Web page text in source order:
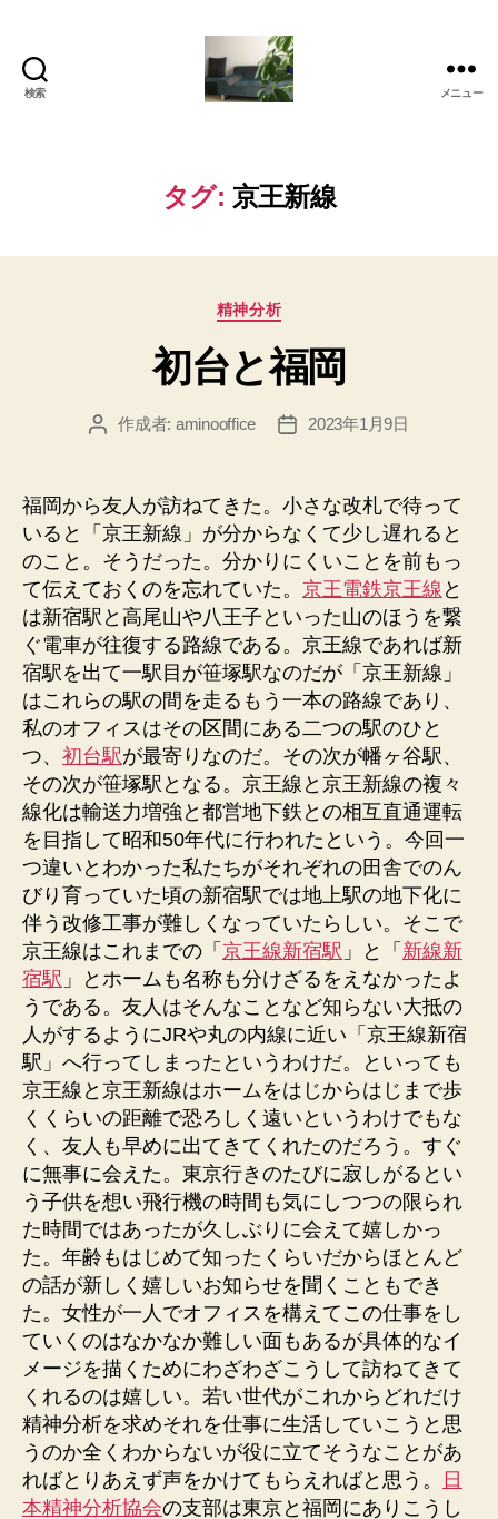
検索
美
(お
も
あ
の
ブ
グ
メニュー
タグ: 京王新線
カ
ゴ
リ
精神分析
初台と福岡
投 作成者: aminooffice
投
2023年1月9日
福岡から友人が訪ねてきた。小さな改札で待って
いると「京王新線」が分からなくて少し遅れると
のこと。そうだった。分かりにくいことを前もっ
て伝えておくのを忘れていた。 京王電鉄京王線 と
は新宿駅と高尾山や八王子といった山のほうを繋
ぐ電車が往復する路線である。京王線であれば新
宿駅を出て一駅目が笹塚駅なのだが「京王新線」
はこれらの駅の間を走るもう一本の路線であり、
私のオフィスはその区間にある二つの駅のひと
つ、 初台駅が最寄りなのだ。その次が幡ヶ谷駅、
その次が笹塚駅となる。京王線と京王新線の複々
線化は輸送力増強と都営地下鉄との相互直通運転
を目指して昭和50年代に行われたという。今回一
つ違いとわかった私たちがそれぞれの田舎でのん
びり育っていた頃の新宿駅では地上駅の地下化に
伴う改修工事が難しくなっていたらしい。そこで
京王線はこれまでの「 京王線新宿駅 」と「 新線新
宿駅 」とホームも名称も分けざるをえなかったよ
うである。友人はそんなことなど知らない大抵の
人がするようにJRや丸の内線に近い「京王線新宿
駅」へ行ってしまったというわけだ。といっても
京王線と京王新線はホームをはじからはじまで歩
くくらいの距離で恐ろしく遠いというわけでもな
く、友人も早めに出てきてくれたのだろう。すぐ
に無事に会えた。東京行きのたびに寂しがるとい
う子供を想い飛行機の時間も気にしつつの限られ
た時間ではあったが久しぶりに会えて嬉しかっ
た。年齢もはじめて知ったくらいだからほとんど
の話が新しく嬉しいお知らせを聞くこともでき
た。女性が一人でオフィスを構えてこの仕事をし
ていくのはなかなか難しい面もあるが具体的なイ
メージを描くためにわざわざこうして訪ねてきて
くれるのは嬉しい。若い世代がこれからどれだけ
精神分析を求めそれを仕事に生活していこうと思
うのか全くわからないが役に立てそうなことがあ
ればとりあえず声をかけてもらえればと思う。
日
本精神分析協会の支部は東京と福岡にありこうし